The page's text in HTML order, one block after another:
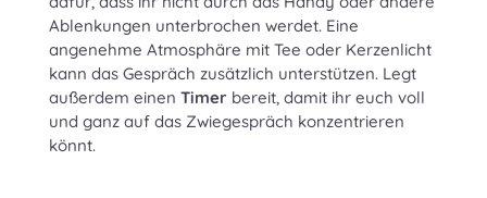
Ablenkungen unterbrochen werdet. Eine
angenehme Atmosphäre mit Tee oder Kerzenlicht
kann das Gespräch zusätzlich unterstützen. Legt
außerdem einen Timer bereit, damit ihr euch voll
und ganz auf das Zwiegespräch konzentrieren
könnt.